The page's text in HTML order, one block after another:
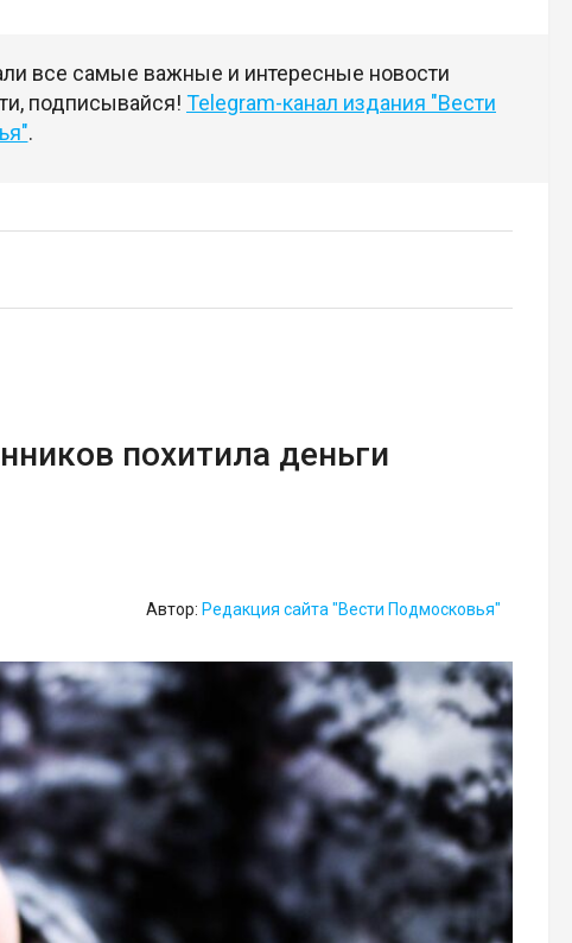
все самые важные и интересные новости
подписывайся! Telegram-канал издания "Вести
.
похитила деньги
Автор: Редакция сайта "Вести Подмосковья"